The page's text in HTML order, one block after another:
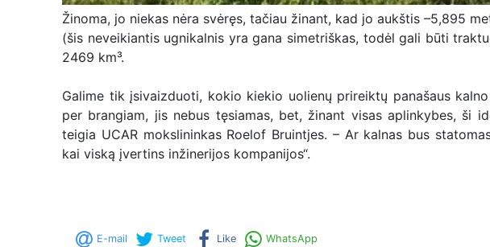
Žinoma, jo niekas nėra svėręs, tačiau žinant, kad jo aukštis –5,895
(šis neveikiantis ugnikalnis yra gana simetriškas, todėl gali būti
2469 km³.
Galime tik įsivaizduoti, kokio kiekio uolienų prireiktų panašaus
per brangiam, jis nebus tęsiamas, bet, žinant visas aplinkybes, ši
teigia UCAR mokslininkas Roelof Bruintjes. – Ar kalnas bus
kai viską įvertins inžinerijos kompanijos“.
E-mail Tweet Like WhatsApp